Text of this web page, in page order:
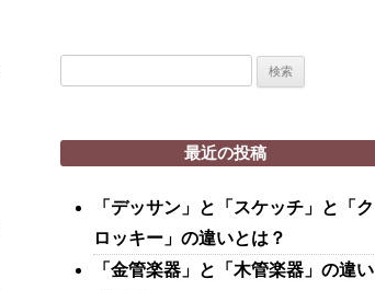
最近の投稿
「デッサン」と「スケッチ」と「ク
ロッキー」の違いとは？
「金管楽器」と「木管楽器」の違い